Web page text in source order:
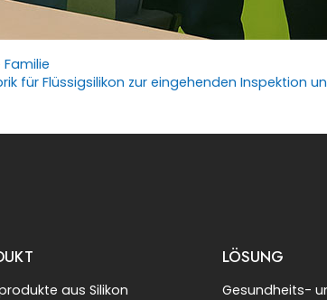
aus Silikon
LÖSUNG
Gesundheits-